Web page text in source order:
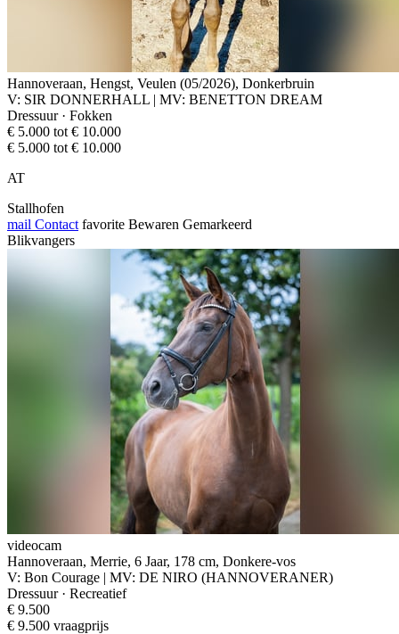
Hannoveraan, Hengst, Veulen (05/2026), Donkerbruin
V: SIR DONNERHALL | MV: BENETTON DREAM
Dressuur · Fokken
€ 5.000 tot € 10.000
€ 5.000 tot € 10.000
AT
Stallhofen
mail Contact favorite Bewaren Gemarkeerd
Blikvangers
videocam
Hannoveraan, Merrie, 6 Jaar, 178 cm, Donkere-vos
V: Bon Courage | MV: DE NIRO (HANNOVERANER)
Dressuur · Recreatief
€ 9.500
€ 9.500 vraagprijs